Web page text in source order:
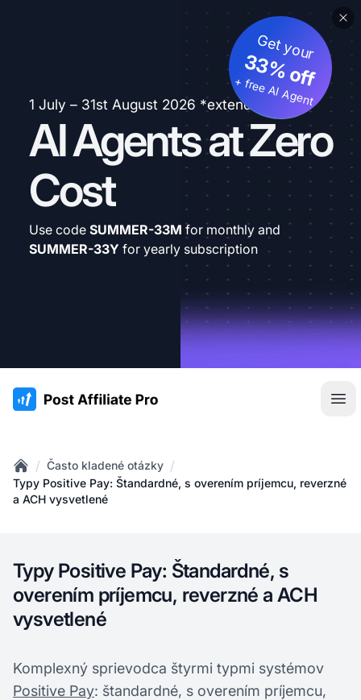
1 July – 31st August 2026 *extended
AI Agents at Zero
Cost
Get your
33% off
+ free AI Agent
Use code SUMMER-33M for monthly and
SUMMER-33Y for yearly subscription
:site.title
Home
/ Často kladené otázky /
Typy Positive Pay: Štandardné, s overením príjemcu, reverzné
a ACH vysvetlené
Typy Positive Pay: Štandardné, s
overením príjemcu, reverzné a ACH
vysvetlené
Komplexný sprievodca štyrmi typmi systémov
Positive Pay: štandardné, s overením príjemcu,